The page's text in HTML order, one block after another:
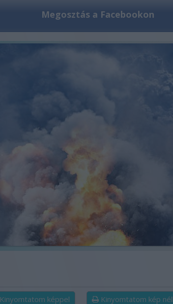
Megosztás a Facebookon
Kinyomtatom képpel Kinyomtatom kép